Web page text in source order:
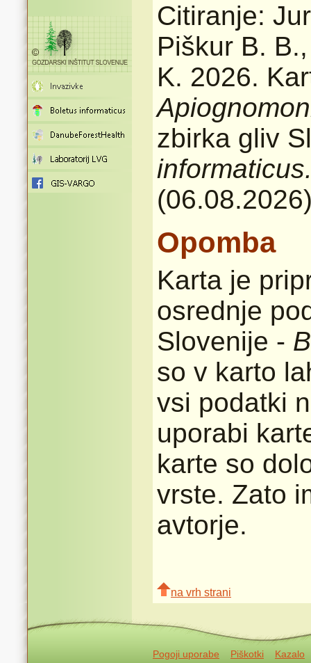
Citiranje:
Piškur B.
K. 2026.
zbirka gliv
Opomba
Karta je
osrednje
Slovenije -
so v karto
vsi podatki
uporabi
karte so
vrste. Zato
avtorje.
na vrh strani
Pogoji uporabe Piškotki Kazalo